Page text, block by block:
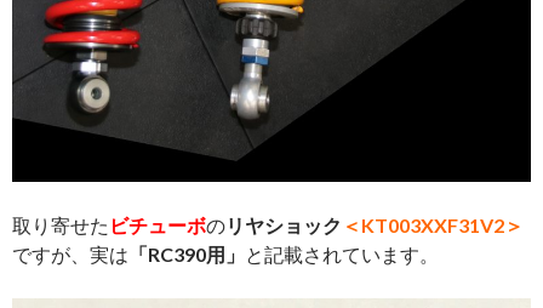
取り寄せた ビチューボのリヤショック ＜KT003XXF31V2＞
ですが、実は 「RC390用」 と記載されています。